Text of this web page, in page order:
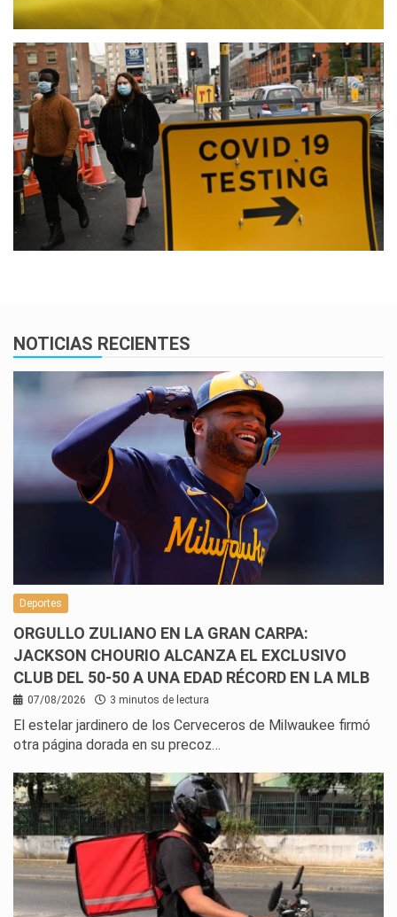
NOTICIAS RECIENTES
Deportes
ORGULLO ZULIANO EN LA GRAN CARPA:
JACKSON CHOURIO ALCANZA EL EXCLUSIVO
CLUB DEL 50-50 A UNA EDAD RÉCORD EN LA MLB
07/08/2026 3 minutos de lectura
El estelar jardinero de los Cerveceros de Milwaukee firmó
otra página dorada en su precoz…